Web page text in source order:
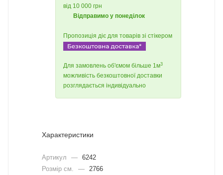
від 10 000 грн
Відправимо у понеділок
Пропозиція діє для товарів зі стікером
Для замовлень об'ємом більше 1м3
можливість безкоштовної доставки
розглядається індивідуально
Характеристики
Артикул — 6242
Розмір см.
—
2766